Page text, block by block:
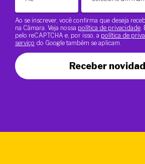
Ao se inscrever, você confirma que deseja
na Câmara. Veja nossa política de privacidade
pelo reCAPTCHA e, por isso, a política de
serviço do Google também se aplicam.
Receber